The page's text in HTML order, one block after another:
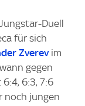
Duell
für sich
Zverevim
gegen
6:3, 7:6
noch jungen